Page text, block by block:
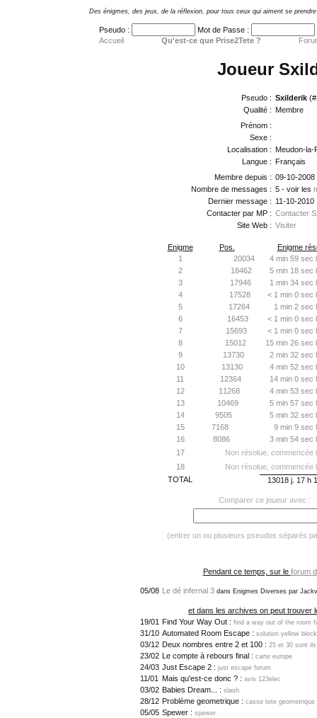
Des énigmes, des jeux, de la réflexion, pour tous ceux qui aiment se
Pseudo :
Mot de Passe :
Accueil
Qu'est-ce que Prise2Tete ?
Joueur
Pseudo : Sxilderik
Qualité : Membre
Prénom :
Sexe :
Localisation : Meudon-la-
Langue : Français
Membre depuis : 09-10-2008
Nombre de messages : 5 - voir les
Dernier message : 11-10-2010
Contacter par MP : Contacter
Site Web : Visiter
Enigme Pos.
Enigme
1
20034
4 min 59 sec
2
18462
5 min 18 sec
3
17946
1 min 34 sec
4
17528
< 1 min 0 sec
5
17264
1 min 2 sec
6
16453
< 1 min 0 sec
7
15693
< 1 min 0 sec
8
15012
15 min 26 sec
9
13730
2 min 32 sec
10
13130
4 min 52 sec
11
12364
14 min 0 sec
12
11268
4 min 53 sec
13
10469
5 min 57 sec
14
9505
5 min 32 sec
15
7168
9 min 9 sec
16
8086
3 min 54 sec
17
Non résolue, commencée
18
Non résolue, commencée
TOTAL
13018 j. 17 h
Comparer ce joueur avec :
(entrer un ou plusieurs pseudos séparés
Pendant ce temps, sur le forum
05/08 Le dé infernal 3 dans Enigmes Diverses par
et dans les archives on peut trouver
19/01 Find Your Way Out : find a way out of the room
31/10 Automated Room Escape : solution yellow
03/12 Deux nombres entre 2 et 100 : 25 et 30 sont
23/02 Le compte à rebours final : carte europe
24/03 Just Escape 2 : just escape forum
11/01 Mais qu'est-ce donc ? : avis 123elec
03/02 Babies Dream... : slash
28/12 Problème geometrique : casse tete geometrique
05/05 Spewer : spewer